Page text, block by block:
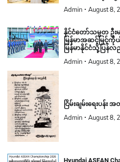
Admin August 8,
နိုင်ငံတော်သမ္မတ ဦ
မြန်မာအဆင့်မြင့်
မြန်မာနိုင်ငံသို့ပြန်
Admin August 8,
ငြိမ်းချမ်းရေးပန်း
Admin August 8,
Hyundai ASEAN